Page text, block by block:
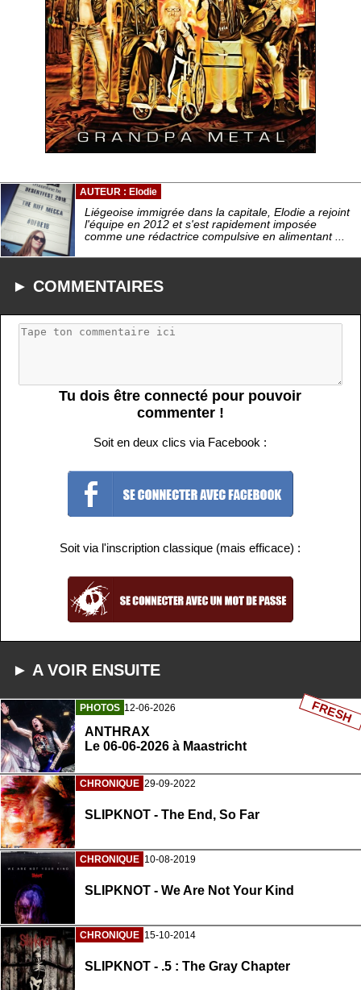
AUTEUR : Elodie
Liégeoise immigrée dans la capitale, Elodie a rejoint
l'équipe en 2012 et s'est rapidement imposée
comme une rédactrice compulsive en alimentant ...
► COMMENTAIRES
Tu dois être connecté pour pouvoir
commenter !
Soit en deux clics via Facebook :
Soit via l'inscription classique (mais efficace) :
► A VOIR ENSUITE
PHOTOS 12-06-2026
ANTHRAX
Le 06-06-2026 à Maastricht
FRESH
CHRONIQUE 29-09-2022
SLIPKNOT - The End, So Far
CHRONIQUE 10-08-2019
SLIPKNOT - We Are Not Your Kind
CHRONIQUE 15-10-2014
SLIPKNOT - .5 : The Gray Chapter